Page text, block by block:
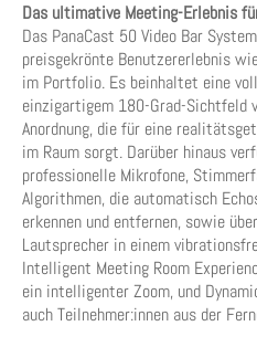
Das ultimative Meeting-Erlebnis
Das PanaCast 50 Video Bar
preisgekrönte Benutzererlebnis
im Portfolio. Es beinhaltet eine
einzigartigem 180-Grad-Sichtfeld
Anordnung, die für eine
im Raum sorgt. Darüber hinaus
professionelle Mikrofone,
Algorithmen, die automatisch
erkennen und entfernen, sowie
Lautsprecher in einem
Intelligent Meeting Room
ein intelligenter Zoom, und
auch Teilnehmer:innen aus der